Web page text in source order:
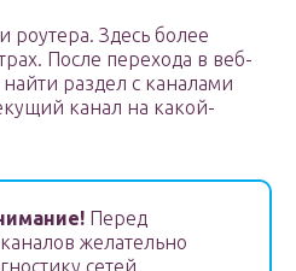
роутера. Здесь более
После перехода в веб-
раздел с каналами
канал на какой-
Перед
желательно
сетей